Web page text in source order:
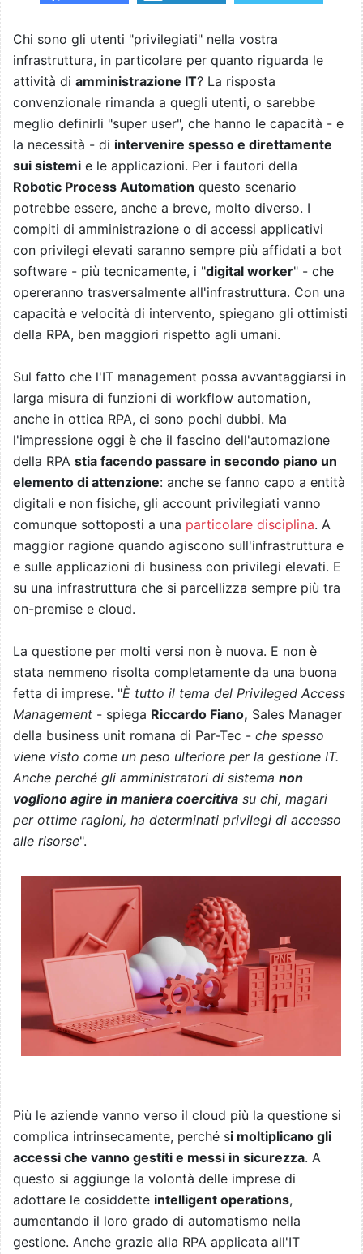
Chi sono gli utenti "privilegiati" nella vostra
infrastruttura, in particolare per quanto riguarda le
attività di amministrazione IT? La risposta
convenzionale rimanda a quegli utenti, o sarebbe
meglio definirli "super user", che hanno le capacità - e
la necessità - di intervenire spesso e direttamente
sui sistemi e le applicazioni. Per i fautori della
Robotic Process Automation questo scenario
potrebbe essere, anche a breve, molto diverso. I
compiti di amministrazione o di accessi applicativi
con privilegi elevati saranno sempre più affidati a bot
software - più tecnicamente, i "digital worker" - che
opereranno trasversalmente all'infrastruttura. Con una
capacità e velocità di intervento, spiegano gli ottimisti
della RPA, ben maggiori rispetto agli umani.
Sul fatto che l'IT management possa avvantaggiarsi in
larga misura di funzioni di workflow automation,
anche in ottica RPA, ci sono pochi dubbi. Ma
l'impressione oggi è che il fascino dell'automazione
della RPA stia facendo passare in secondo piano un
elemento di attenzione: anche se fanno capo a entità
digitali e non fisiche, gli account privilegiati vanno
comunque sottoposti a una particolare disciplina. A
maggior ragione quando agiscono sull'infrastruttura e
e sulle applicazioni di business con privilegi elevati. E
su una infrastruttura che si parcellizza sempre più tra
on-premise e cloud.
La questione per molti versi non è nuova. E non è
stata nemmeno risolta completamente da una buona
fetta di imprese. "È tutto il tema del Privileged Access
Management - spiega Riccardo Fiano, Sales Manager
della business unit romana di Par-Tec - che spesso
viene visto come un peso ulteriore per la gestione IT.
Anche perché gli amministratori di sistema non
vogliono agire in maniera coercitiva su chi, magari
per ottime ragioni, ha determinati privilegi di accesso
alle risorse".
Più le aziende vanno verso il cloud più la questione si
complica intrinsecamente, perché si moltiplicano gli
accessi che vanno gestiti e messi in sicurezza. A
questo si aggiunge la volontà delle imprese di
adottare le cosiddette intelligent operations,
aumentando il loro grado di automatismo nella
gestione. Anche grazie alla RPA applicata all'IT